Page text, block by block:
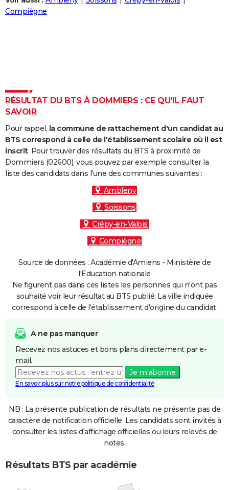
Destinations
City break
Voyage nature
Voyage de noces
Forum
Climat
+
PHOTO
Carte de Noël
Carte Bonne année
Carte Saint-Valentin
Carte Pâques
Carte d'anniversaire
DICTIONNAIRE
Dictionnaire
Biographies
Citations
Expressions
Proverbes
PROGRAMME TV
COPAINS D'AVANT
S'inscrire
Se connecter
Lycées
Collèges
Primaires
Universités
Entreprises
Service militaire
Avis de recherche
AVIS DE DÉCÈS
FORUM
Compiègne
RÉSULTAT DU BTS À DOMMIERS : CE QU'IL FAUT
SAVOIR
Pour rappel, la commune de rattachement d'un candidat au
BTS correspond à celle de l'établissement scolaire où il est
inscrit. Pour trouver des résultats du BTS à proximité de
Dommiers (02600), vous pouvez par exemple consulter la
liste des candidats dans l'une des communes suivantes :
Ambleny
Soissons
Crépy-en-Valois
Compiègne
Source de données : Académie d'Amiens - Ministère de
l'Education nationale
Ne figurent pas dans ces listes les personnes qui n'ont pas
souhaité voir leur résultat au BTS publié. La ville indiquée
correspond à celle de l'établissement d'origine du candidat.
A ne pas manquer
Recevez nos astuces et bons plans directement par e-
mail.
Je m'abonne
En savoir plus sur notre politique de confidentialité
NB : La présente publication de résultats ne présente pas de
caractère de notification officielle. Les candidats sont invités à
consulter les listes d'affichage officielles ou leurs relevés de
notes.
Résultats BTS par académie